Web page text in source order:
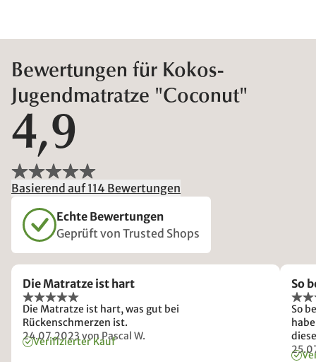
Bewertungen für Kokos-
Jugendmatratze "Coconut"
4,9
Basierend auf 114 Bewertungen
Echte Bewertungen
Geprüft von Trusted Shops
Die Matratze ist hart
Die Matratze ist hart, was gut bei
Rückenschmerzen ist.
24.07.2023von Pascal W.
Verifizierter Kauf
So
So